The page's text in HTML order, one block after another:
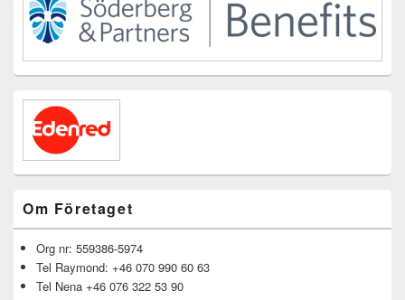
Om Företaget
Org nr: 559386-5974
Tel Raymond: +46 070 990 60 63
Tel Nena +46 076 322 53 90